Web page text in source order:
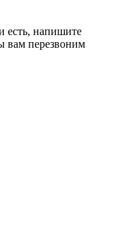
есть, напишите
вам перезвоним